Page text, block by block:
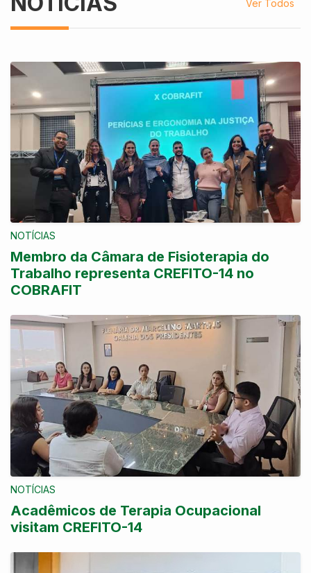
Ver Todos
NOTÍCIAS
Membro da Câmara de Fisioterapia do
Trabalho representa CREFITO-14 no
COBRAFIT
NOTÍCIAS
Acadêmicos de Terapia Ocupacional
visitam CREFITO-14